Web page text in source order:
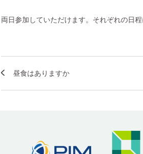
両日参加していただけます。それぞれの日程
昼食はありますか